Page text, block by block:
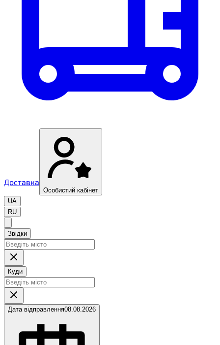
Доставка
Особистий кабінет
UA
RU
Звідки
Куди
Дата відправлення08.08.2026